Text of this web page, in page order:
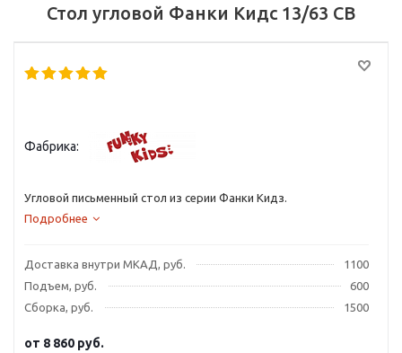
Стол угловой Фанки Кидс 13/63 СВ
Фабрика:
Угловой письменный стол из серии Фанки Кидз.
Подробнее
Доставка внутри МКАД, руб.
1100
Подъем, руб.
600
Сборка, руб.
1500
от 8 860 руб.